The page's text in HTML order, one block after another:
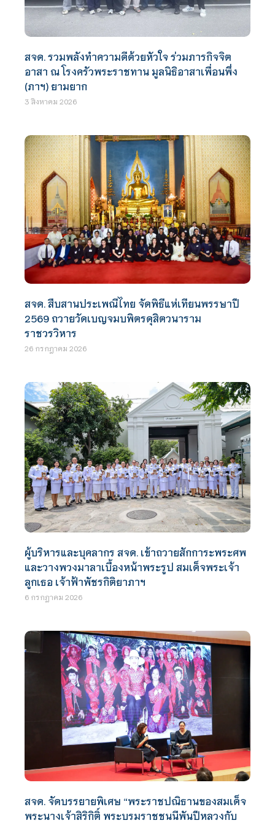
สจด. รวมพลังทำความดีด้วยหัวใจ ร่วมภารกิจจิต
อาสา ณ โรงครัวพระราชทาน มูลนิธิอาสาเพื่อนพึ่ง
(ภาฯ) ยามยาก
3 สิงหาคม 2026
สจด. สืบสานประเพณีไทย จัดพิธีแห่เทียนพรรษาปี
2569 ถวายวัดเบญจมบพิตรดุสิตวนาราม
ราชวรวิหาร
26 กรกฎาคม 2026
ผู้บริหารและบุคลากร สจด. เข้าถวายสักการะพระศพ
และวางพวงมาลาเบื้องหน้าพระรูป สมเด็จพระเจ้า
ลูกเธอ เจ้าฟ้าพัชรกิติยาภาฯ
6 กรกฎาคม 2026
สจด. จัดบรรยายพิเศษ “พระราชปณิธานของสมเด็จ
พระนางเจ้าสิริกิติ์ พระบรมราชชนนีพันปีหลวงกับ